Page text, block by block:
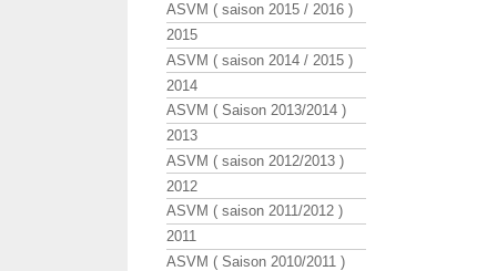
ASVM ( saison 2015 / 2016 )
2015
ASVM ( saison 2014 / 2015 )
2014
ASVM ( Saison 2013/2014 )
2013
ASVM ( saison 2012/2013 )
2012
ASVM ( saison 2011/2012 )
2011
ASVM ( Saison 2010/2011 )